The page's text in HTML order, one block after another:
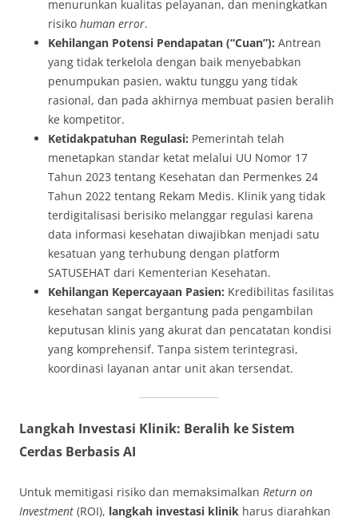
menurunkan kualitas pelayanan, dan meningkatkan
risiko human error.
Kehilangan Potensi Pendapatan (“Cuan”): Antrean
yang tidak terkelola dengan baik menyebabkan
penumpukan pasien, waktu tunggu yang tidak
rasional, dan pada akhirnya membuat pasien beralih
ke kompetitor.
Ketidakpatuhan Regulasi: Pemerintah telah
menetapkan standar ketat melalui UU Nomor 17
Tahun 2023 tentang Kesehatan dan Permenkes 24
Tahun 2022 tentang Rekam Medis. Klinik yang tidak
terdigitalisasi berisiko melanggar regulasi karena
data informasi kesehatan diwajibkan menjadi satu
kesatuan yang terhubung dengan platform
SATUSEHAT dari Kementerian Kesehatan.
Kehilangan Kepercayaan Pasien: Kredibilitas fasilitas
kesehatan sangat bergantung pada pengambilan
keputusan klinis yang akurat dan pencatatan kondisi
yang komprehensif. Tanpa sistem terintegrasi,
koordinasi layanan antar unit akan tersendat.
Langkah Investasi Klinik: Beralih ke Sistem
Cerdas Berbasis AI
Untuk memitigasi risiko dan memaksimalkan Return on
Investment (ROI), langkah investasi klinik harus diarahkan